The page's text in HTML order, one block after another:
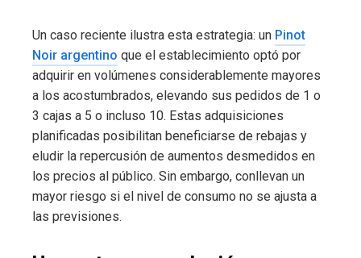
Un caso reciente ilustra esta estrategia: un Pinot
Noir argentino que el establecimiento optó por
adquirir en volúmenes considerablemente mayores
a los acostumbrados, elevando sus pedidos de 1 o
3 cajas a 5 o incluso 10. Estas adquisiciones
planificadas posibilitan beneficiarse de rebajas y
eludir la repercusión de aumentos desmedidos en
los precios al público. Sin embargo, conllevan un
mayor riesgo si el nivel de consumo no se ajusta a
las previsiones.